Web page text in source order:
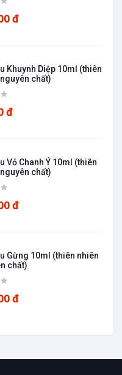
cao cấp áp
căng thẳng mệt
giúp làn da luôn
trẻ.
có thể dùng
đ
Khuynh Diệp 10ml (thiên
chất)
đ
Vỏ Chanh Ý 10ml (thiên
chất)
đ
Gừng 10ml (thiên nhiên
chất)
đ